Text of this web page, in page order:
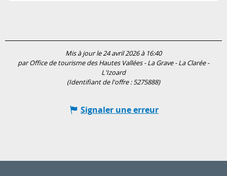
Mis à jour le 24 avril 2026 à 16:40
par Office de tourisme des Hautes Vallées - La Grave - La Clarée -
L'Izoard
(Identifiant de l'offre :5275888)
Signaler une erreur